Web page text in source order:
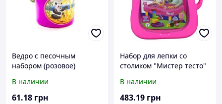
Ведро с песочным
набором (розовое)
В наличии
61.18 грн
Набор для лепки со
столиком "Мистер тесто"
В наличии
483.19 грн